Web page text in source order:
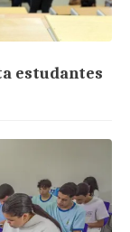
estudantes